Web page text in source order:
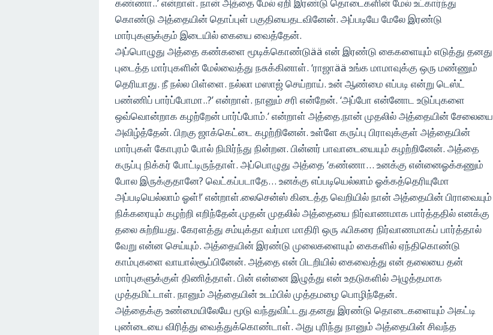
கொண்டு அத்தையின் தொப்புள் பகுதியைதடவினேன். அப்படியே மேலே இரண்டு
மார்புகளுக்கும் இடையில் கையை வைத்தேன்.
அப்பொழுது அத்தை கண்களை மூடிக்கொண்டுää என் இரண்டு கைகளையும் எடுத்து தனது
புடைத்த மார்புகளின் மேல்வைத்து நசுக்கினாள். ‘ராஜாää உங்க மாமாவுக்கு ஒரு மண்ணும்
தெரியாது. நீ நல்ல பிள்ளை. நல்லா மஸாஜ் செய்றாய். உன் ஆண்மை எப்படி என்று டெஸ்ட்
பண்ணிப் பார்ப்போமா..?’ என்றாள். நானும் சரி என்றேன். ‘அப்போ என்னோட உடுப்புகளை
ஒவ்வொன்றாக கழற்றேன் பார்ப்போம்.’ என்றாள் அத்தை.நான் முதலில் அத்தையின் சேலையை
அவிழ்த்தேன். பிறகு ஜாக்கெட்டை கழற்றினேன். உள்ளே கருப்பு பிராவுக்குள் அத்தையின்
மார்புகள் கோபுரம் போல் நிமிர்ந்து நின்றன. பின்னர் பாவாடையையும் கழற்றினேன். அத்தை
கருப்பு நிக்கர் போட்டிருந்தாள். அப்பொழுது அத்தை ‘கண்ணா… உனக்கு என்னைஓக்கணும்
போல இருக்குதானே? வெட்கப்படாதே… உனக்கு எப்படியெல்லாம் ஓக்கத்தெரியுமோ
அப்படியெல்லாம் ஓள்!’ என்றாள்.லைசென்ஸ் கிடைத்த வெறியில் நான் அத்தையின் பிராவையும்
நிக்கரையும் கழற்றி எறிந்தேன்.முதன் முதலில் அத்தையை நிர்வாணமாக பார்த்ததில் எனக்கு
தலை சுற்றியது. கேரளத்து சம்யுக்தா வர்மா மாதிரி ஒரு ஃபிகரை நிர்வாணமாகப் பார்த்தால்
வேறு என்ன செய்யும். அத்தையின் இரண்டு முலைகளையும் கைகளில் ஏந்திகொண்டு
காம்புகளை வாயால்சூப்பினேன். அத்தை என் பிடறியில் கைவைத்து என் தலையை தன்
மார்புகளுக்குள் திணித்தாள். பின் என்னை இழுத்து என் உதடுகளில் அழுத்தமாக
முத்தமிட்டாள். நானும் அத்தையின் உடம்பில் முத்தமழை பொழிந்தேன்.
அத்தைக்கு உண்மையிலேயே மூடு வந்துவிட்டது.தனது இரண்டு தொடைகளையும் அகட்டி
புண்டையை விரித்து வைத்துக்கொண்டாள். அது புரிந்து நானும் அத்தையின் சிவந்த